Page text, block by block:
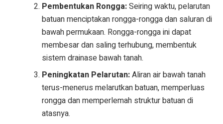
Pembentukan Rongga:Seiring waktu, pelarutan
batuan menciptakan rongga-rongga dan saluran di
bawah permukaan. Rongga-rongga ini dapat
membesar dan saling terhubung, membentuk
sistem drainase bawah tanah.
Peningkatan Pelarutan:Aliran air bawah tanah
terus-menerus melarutkan batuan, memperluas
rongga dan memperlemah struktur batuan di
atasnya.